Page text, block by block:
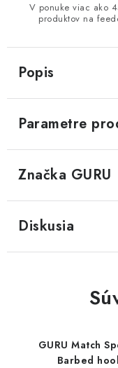
V ponuke viac ako
produktov na
Popis
Parametre
Značka GURU
Diskusia
GURU Match
Barbed